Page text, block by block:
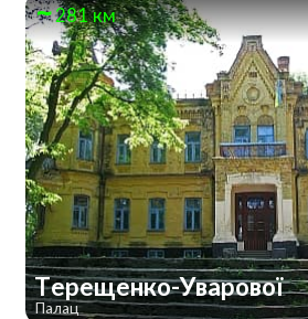
281 км
Терещенко-Уварової
Палац